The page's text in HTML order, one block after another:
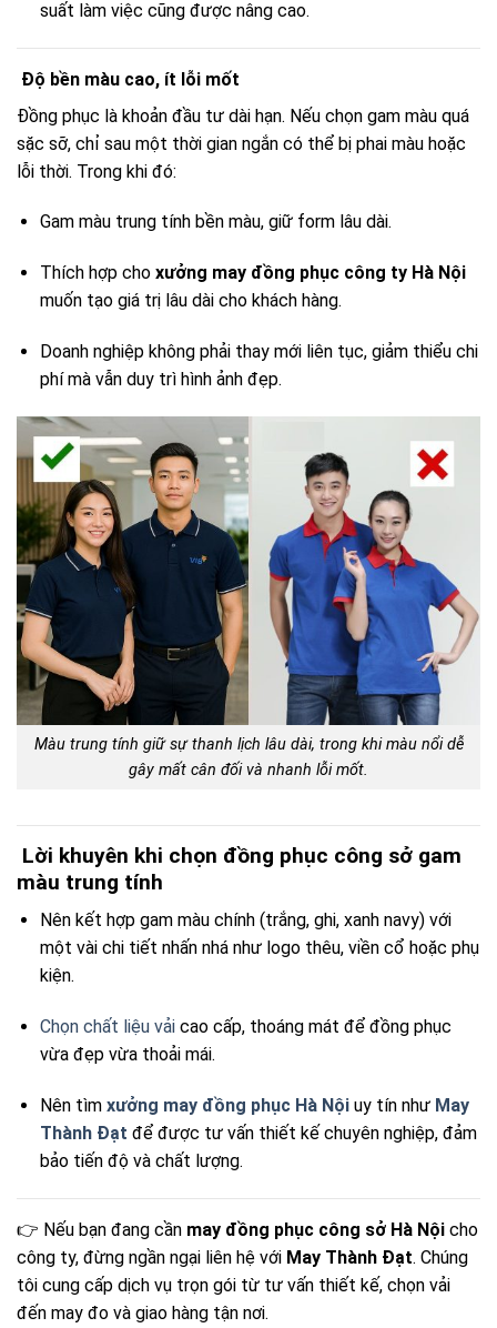
suất làm việc cũng được nâng cao.
Độ bền màu cao, ít lỗi mốt
Đồng phục là khoản đầu tư dài hạn. Nếu chọn gam màu quá
sặc sỡ, chỉ sau một thời gian ngắn có thể bị phai màu hoặc
lỗi thời. Trong khi đó:
Gam màu trung tính bền màu, giữ form lâu dài.
Thích hợp cho xưởng may đồng phục công ty Hà Nội
muốn tạo giá trị lâu dài cho khách hàng.
Doanh nghiệp không phải thay mới liên tục, giảm thiểu chi
phí mà vẫn duy trì hình ảnh đẹp.
Màu trung tính giữ sự thanh lịch lâu dài, trong khi màu nổi dễ
gây mất cân đối và nhanh lỗi mốt.
Lời khuyên khi chọn đồng phục công sở gam
màu trung tính
Nên kết hợp gam màu chính (trắng, ghi, xanh navy) với
một vài chi tiết nhấn nhá như logo thêu, viền cổ hoặc phụ
kiện.
Chọn chất liệu vảicao cấp, thoáng mát để đồng phục
vừa đẹp vừa thoải mái.
Nên tìm xưởng may đồng phục Hà Nộiuy tín như May
Thành Đạt để được tư vấn thiết kế chuyên nghiệp, đảm
bảo tiến độ và chất lượng.
👉 Nếu bạn đang cần may đồng phục công sở Hà Nội cho
công ty, đừng ngần ngại liên hệ với May Thành Đạt. Chúng
tôi cung cấp dịch vụ trọn gói từ tư vấn thiết kế, chọn vải
đến may đo và giao hàng tận nơi.